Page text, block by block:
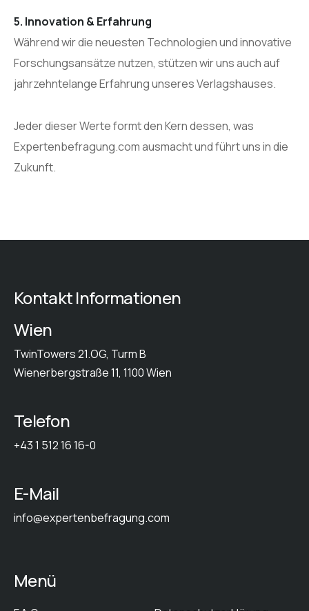
5. Innovation & Erfahrung
Während wir die neuesten Technologien und innovative
Forschungsansätze nutzen, stützen wir uns auch auf
jahrzehntelange Erfahrung unseres Verlagshauses.
Jeder dieser Werte formt den Kern dessen, was
Expertenbefragung.com ausmacht und führt uns in die
Zukunft.
Kontakt Informationen
Wien
TwinTowers 21.OG, Turm B
Wienerbergstraße 11, 1100 Wien
Telefon
+43 1 512 16 16-0
E-Mail
info@expertenbefragung.com
Menü